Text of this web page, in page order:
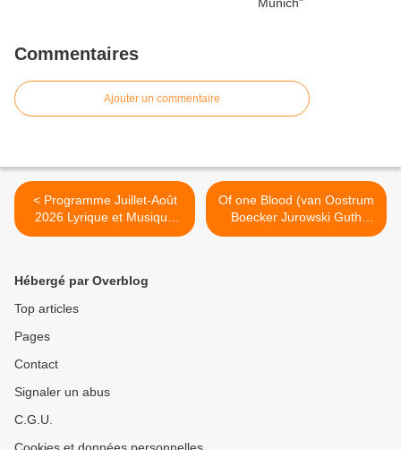
Commentaires
Ajouter un commentaire
< Programme Juillet-Août
2026 Lyrique et Musique
(Télévision & Streaming)
Of one Blood (van Oostrum
Boecker Jurowski Guth
Dean) Munich >
Hébergé par Overblog
Top articles
Pages
Contact
Signaler un abus
C.G.U.